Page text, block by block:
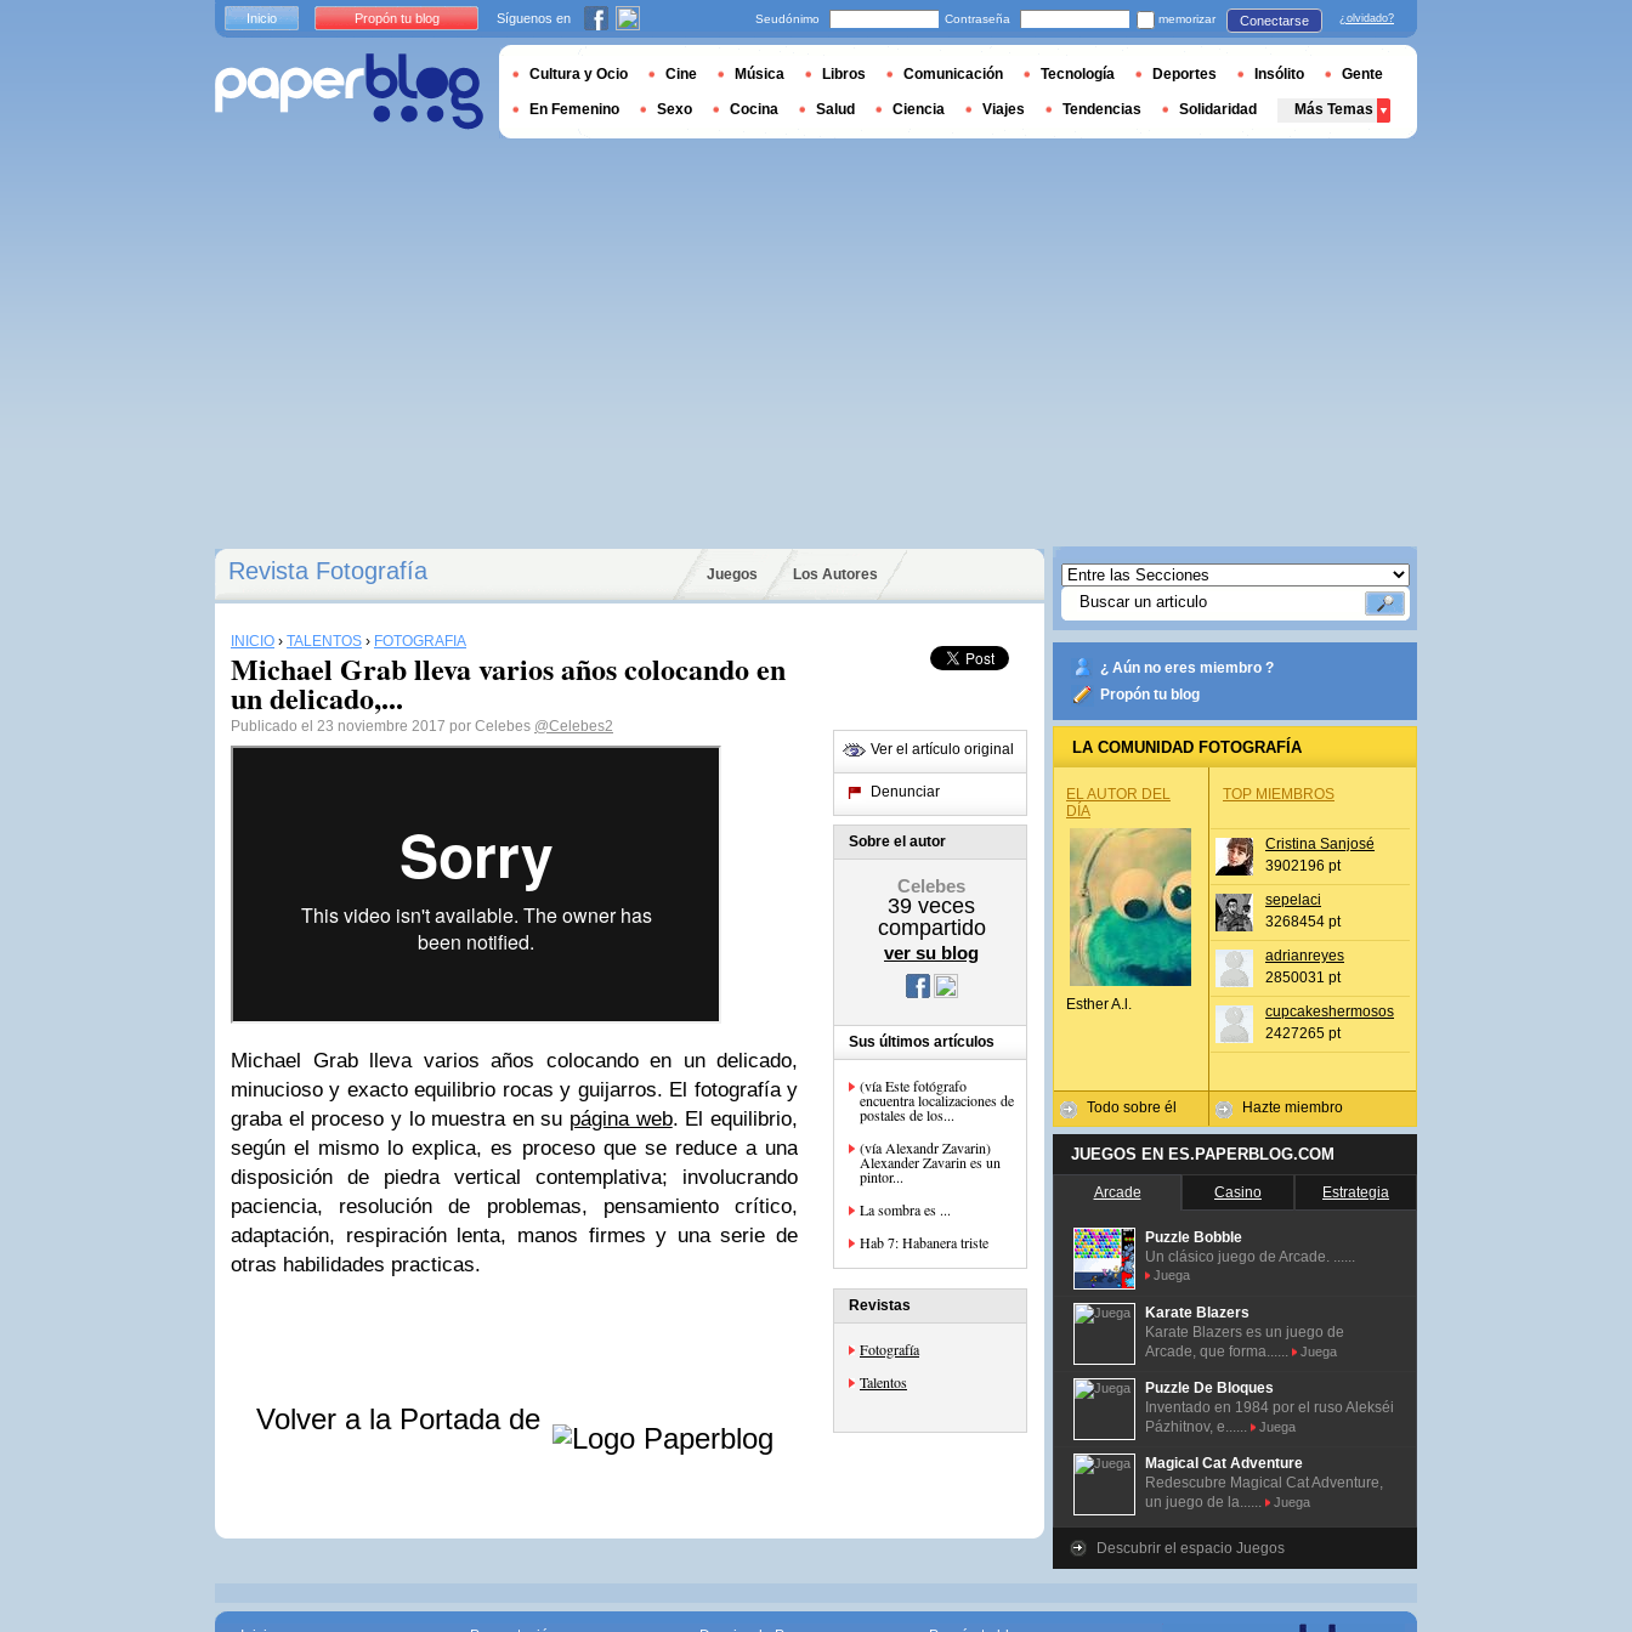
Revista Fotografía Juegos Los Autores
INICIO › TALENTOS › FOTOGRAFÍA
Michael Grab lleva varios años colocando en
un delicado,...
Publicado el 23 noviembre 2017 por Celebes @Celebes2
Michael Grab lleva varios años colocando en un delicado,
minucioso y exacto equilibrio rocas y guijarros. El fotografía y
graba el proceso y lo muestra en su página web. El equilibrio,
según el mismo lo explica, es proceso que se reduce a una
disposición de piedra vertical contemplativa; involucrando
paciencia, resolución de problemas, pensamiento crítico,
adaptación, respiración lenta, manos firmes y una serie de
otras habilidades practicas.
Volver a la Portada de
Ver el artículo original
Denunciar
Sobre el autor
Celebes
39 veces
compartido
ver su blog
Sus últimos artículos
(vía Este fotógrafo
encuentra localizaciones de
postales de los...
(vía Alexandr Zavarin)
Alexander Zavarin es un
pintor...
La sombra es ...
Hab 7: Habanera triste
Revistas
Fotografía
Talentos
¿ Aún no eres miembro ?
Propón tu blog
LA COMUNIDAD FOTOGRAFÍA
EL AUTOR DEL
DÍA
Esther A.l.
Todo sobre él
TOP MIEMBROS
Cristina Sanjosé
3902196 pt
sepelaci
3268454 pt
adrianreyes
2850031 pt
cupcakeshermosos
2427265 pt
Hazte miembro
JUEGOS EN ES.PAPERBLOG.COM
Arcade Casino Estrategia
Puzzle Bobble
Un clásico juego de Arcade. ......
Juega
Karate Blazers
Karate Blazers es un juego de
Arcade, que forma......
Juega
Puzzle De Bloques
Inventado en 1984 por el ruso Alekséi
Pázhitnov, e......
Juega
Magical Cat Adventure
Redescubre Magical Cat Adventure,
un juego de la......
Juega
Descubrir el espacio Juegos
Inicio Propón tu blog Síguenos en Seudónimo Contraseña memorizar Conectarse ¿olvidado?
Cultura y Ocio Cine Música Libros Comunicación Tecnología Deportes Insólito Gente
En Femenino Sexo Cocina Salud Ciencia Viajes Tendencias Solidaridad Más Temas